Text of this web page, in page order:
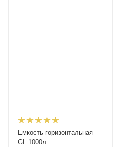
Емкость горизонтальная
GL 1000л